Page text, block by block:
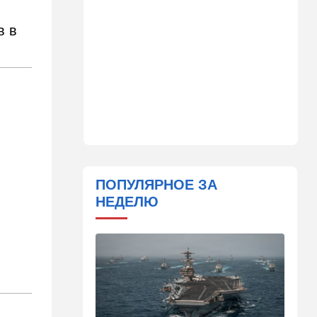
в
10:40 Израиль
10:36 Израиль
Три пожара за минуты в
Рамат-Гане: подозрение на
поджог
ПОПУЛЯРНОЕ ЗА
НЕДЕЛЮ